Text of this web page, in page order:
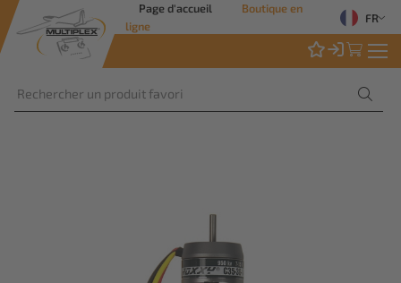
Page d'accueil
Boutique en
ligne
FR